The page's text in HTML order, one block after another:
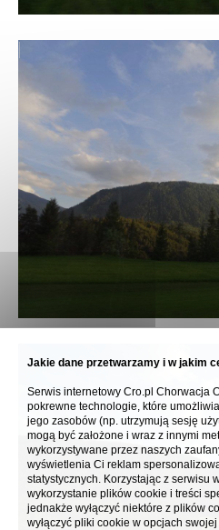
Jakie dane przetwarzamy i w jakim
Serwis internetowy Cro.pl Chorwacja
pokrewne technologie, które
jego zasobów (np. utrzymują sesję
mogą być założone i wraz z innymi
wykorzystywane przez naszych
wyświetlenia Ci reklam
statystycznych. Korzystając z serwisu
wykorzystanie plików cookie i treści
jednakże wyłączyć niektóre z plików
wyłączyć pliki cookie w opcjach